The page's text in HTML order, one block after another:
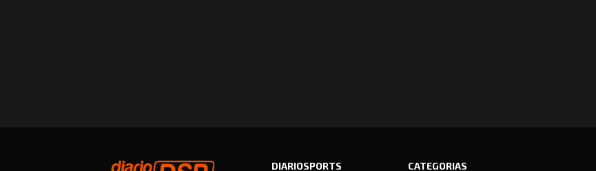
DIARIOSPORTS CATEGORIAS